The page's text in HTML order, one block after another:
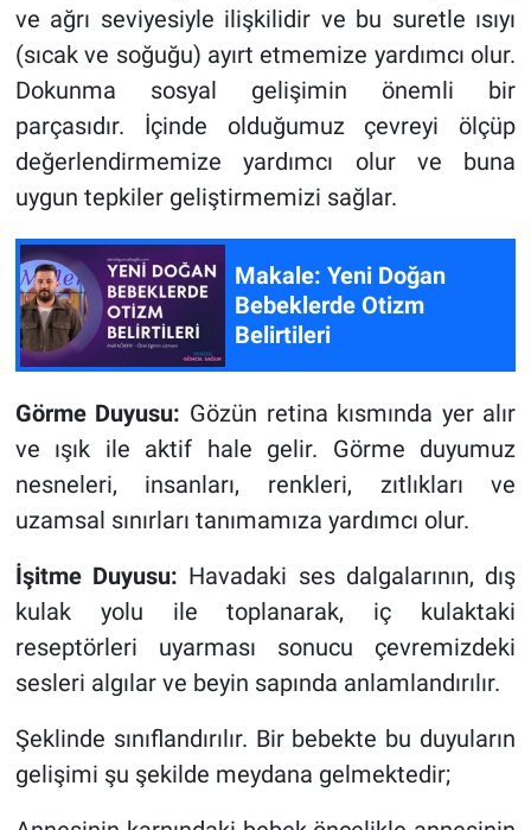
ve ağrı seviyesiyle ilişkilidir ve bu suretle ısıyı
(sıcak ve soğuğu) ayırt etmemize yardımcı olur.
Dokunma sosyal gelişimin önemli bir
parçasıdır. İçinde olduğumuz çevreyi ölçüp
değerlendirmemize yardımcı olur ve buna
uygun tepkiler geliştirmemizi sağlar.
Makale: Yeni Doğan
Bebeklerde Otizm
Belirtileri
Görme Duyusu: Gözün retina kısmında yer alır
ve ışık ile aktif hale gelir. Görme duyumuz
nesneleri, insanları, renkleri, zıtlıkları ve
uzamsal sınırları tanımamıza yardımcı olur.
İşitme Duyusu: Havadaki ses dalgalarının, dış
kulak yolu ile toplanarak, iç kulaktaki
reseptörleri uyarması sonucu çevremizdeki
sesleri algılar ve beyin sapında anlamlandırılır.
Şeklinde sınıflandırılır. Bir bebekte bu duyuların
gelişimi şu şekilde meydana gelmektedir;